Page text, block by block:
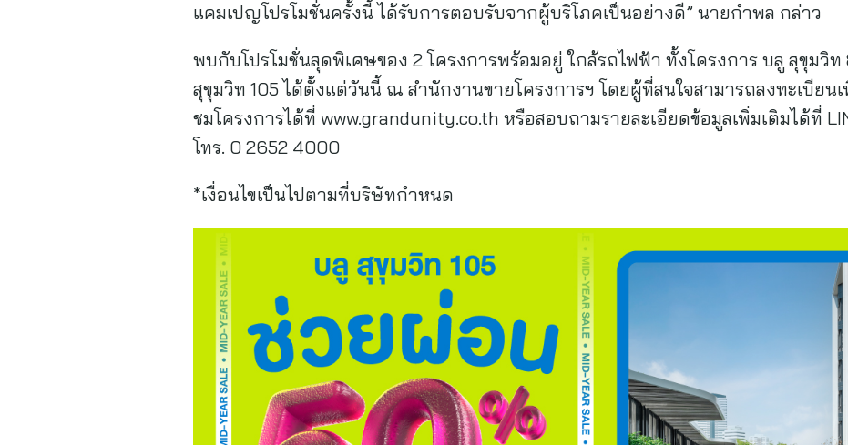
แคมเปญโปรโมชั่นครั้งนี้ ได้รับการตอบรับจากผู้บริโภคเป็นอย่างดี” นายกำพล กล่าว
พบกับโปรโมชั่นสุดพิเศษของ 2 โครงการพร้อมอยู่ ใกล้รถไฟฟ้า ทั้งโครงการ บลู สุขุมวิท
สุขุมวิท 105 ได้ตั้งแต่วันนี้ ณ สำนักงานขายโครงการฯ โดยผู้ที่สนใจสามารถลงทะเบียน
ชมโครงการได้ที่ www.grandunity.co.th หรือสอบถามรายละเอียดข้อมูลเพิ่มเติมได้ที่
โทร. 0 2652 4000
*เงื่อนไขเป็นไปตามที่บริษัทกำหนด